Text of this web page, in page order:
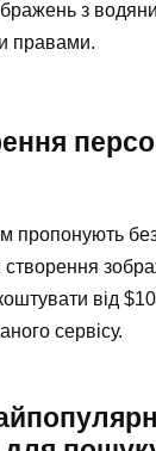
з
правами.
пропонують
створення
від
сервісу.